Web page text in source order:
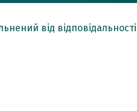
від